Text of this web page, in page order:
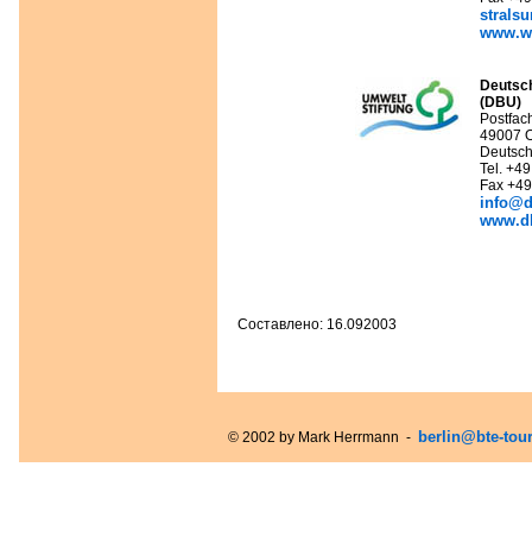
(DBU)
49007
Tel.
Fax
Составлено: 16.092003
© 2002 by Mark Herrmann - berlin@bte-